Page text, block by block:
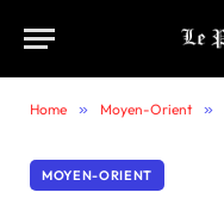
Home » Moyen-Orient »
MOYEN-ORIENT